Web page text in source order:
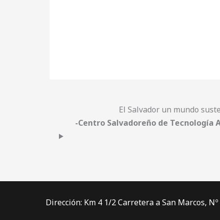
El Salvador un mundo
-Centro Salvadoreño de Tecnología
Dirección: Km 4 1/2 Carretera a San Marcos,